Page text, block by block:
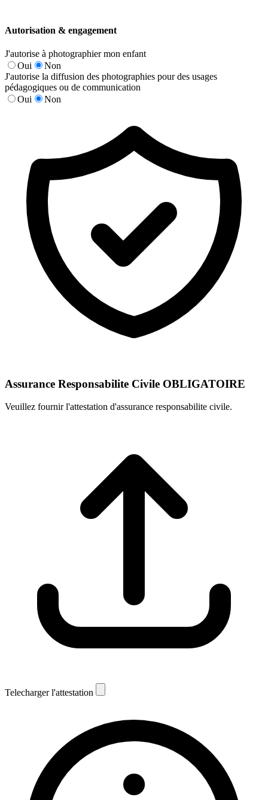
Autorisation & engagement
J'autorise à photographier mon enfant
Oui
Non
J'autorise la diffusion des photographies pour des usages
pédagogiques ou de communication
Oui
Non
Assurance Responsabilite Civile OBLIGATOIRE
Veuillez fournir l'attestation d'assurance responsabilite civile.
Telecharger l'attestation